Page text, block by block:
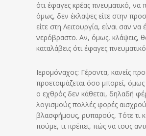
ότι έφαγες κρέας πνευματικό, να
όμως, δεν έκλαψες είτε στην
είτε στη Λειτουργία, είναι σαν να
νερόβραστο. Αν, όμως, κλάψεις,
καταλάβεις ότι έφαγες
Ιερομόναχος: Γέροντα, κανείς
προετοιμάζεται όσο μπορεί, όμως
ο εχθρός δεν κάθεται, δηλαδή
λογισμούς πολλές φορές
βλασφήμους, ρυπαρούς, Τότε τι
πούμε, τι πρέπει, πώς να τους